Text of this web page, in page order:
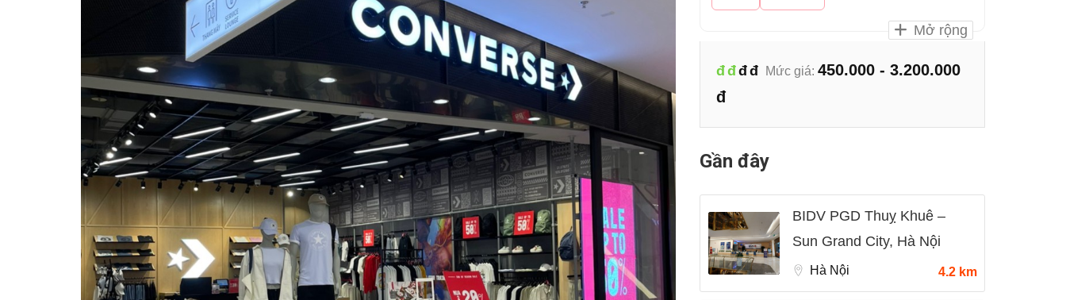
Mở rộng
đđđđ Mức giá: 450.000 - 3.200.000
đ
Gần đây
BIDV PGD Thuỵ Khuê –
Sun Grand City, Hà Nội
Hà Nội 4.2 km